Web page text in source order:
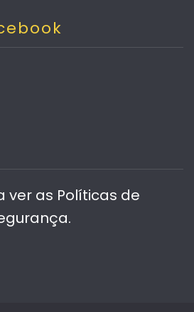
ver as Políticas de